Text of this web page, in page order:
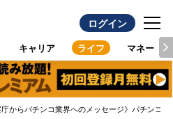
ログイン
キャリア ライフ マネー
庁からパチンコ業界へのメッセージ》パチンコ